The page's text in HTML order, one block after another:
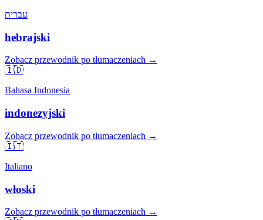
עברית
hebrajski
Zobacz przewodnik po tłumaczeniach →
🇮🇩
Bahasa Indonesia
indonezyjski
Zobacz przewodnik po tłumaczeniach →
🇮🇹
Italiano
włoski
Zobacz przewodnik po tłumaczeniach →